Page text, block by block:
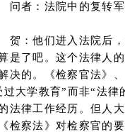
者：法院中的复转军
：他们进入法院后，
是了吧。这个法律人
决的。《检察官法》
过大学教育”而非“法
的法律工作经历。但人
检察法》对检察官的